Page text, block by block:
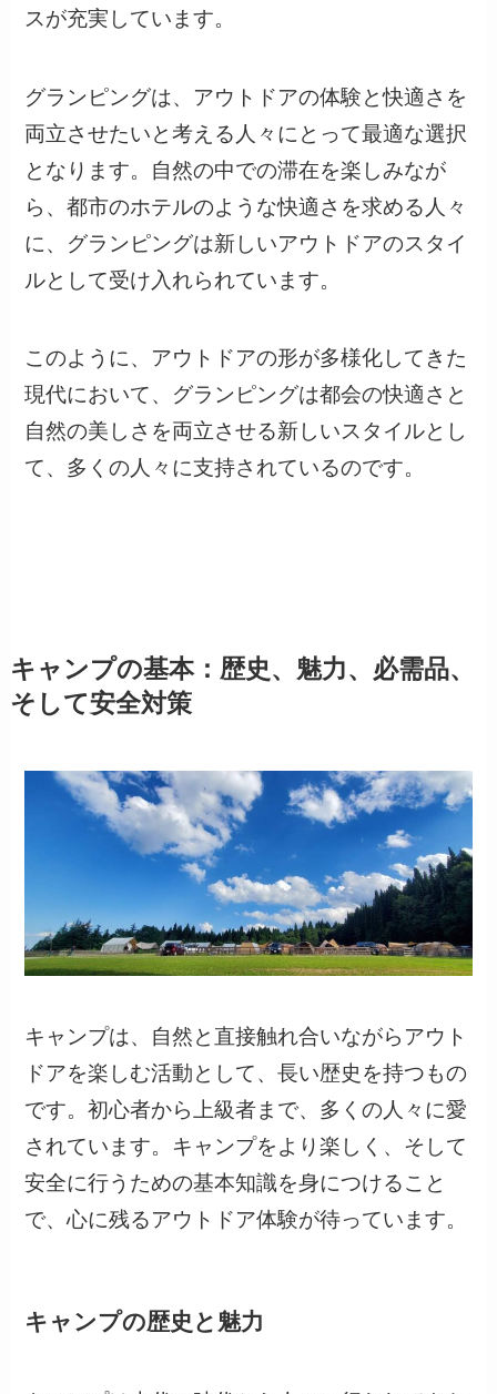
スが充実しています。
グランピングは、アウトドアの体験と快適さを
両立させたいと考える人々にとって最適な選択
となります。自然の中での滞在を楽しみなが
ら、都市のホテルのような快適さを求める人々
に、グランピングは新しいアウトドアのスタイ
ルとして受け入れられています。
このように、アウトドアの形が多様化してきた
現代において、グランピングは都会の快適さと
自然の美しさを両立させる新しいスタイルとし
て、多くの人々に支持されているのです。
キャンプの基本：歴史、魅力、必需品、
そして安全対策
キャンプは、自然と直接触れ合いながらアウト
ドアを楽しむ活動として、長い歴史を持つもの
です。初心者から上級者まで、多くの人々に愛
されています。キャンプをより楽しく、そして
安全に行うための基本知識を身につけること
で、心に残るアウトドア体験が待っています。
キャンプの歴史と魅力